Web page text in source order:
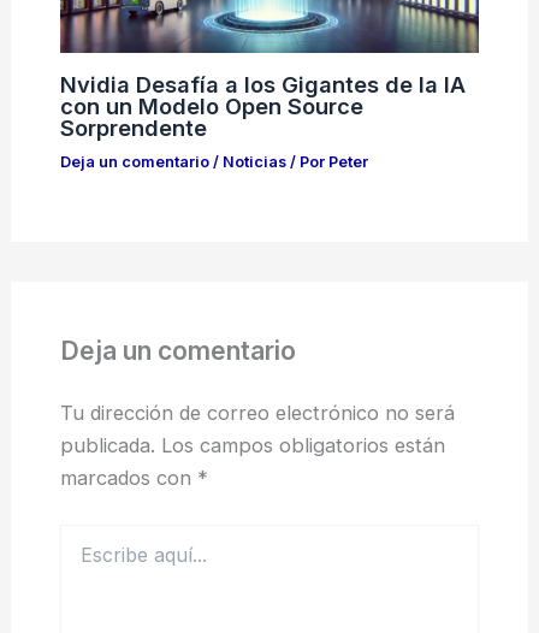
Nvidia Desafía a los Gigantes de la IA
con un Modelo Open Source
Sorprendente
Deja un comentario / Noticias/ Por Peter
Deja un comentario
Tu dirección de correo electrónico no será
publicada. Los campos obligatorios están
marcados con *
aquí...